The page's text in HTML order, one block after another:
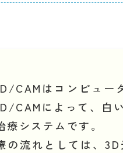
CAMはコンピュー
CAMによって、白
療システムです。
の流れとしては、